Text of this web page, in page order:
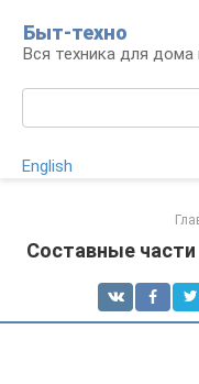
контенту
Быт-техно
Вся техника для дома
English
Составные